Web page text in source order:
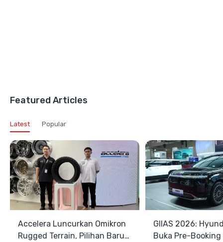
Featured Articles
Latest Popular
Accelera Luncurkan Omikron
Rugged Terrain, Pilihan Baru
GIIAS 2026:
Buka Pre-Booking